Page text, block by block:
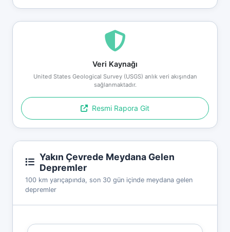
Veri Kaynağı
United States Geological Survey (USGS) anlık veri akışından
sağlanmaktadır.
Resmi Rapora Git
Yakın Çevrede Meydana Gelen
Depremler
100 km yarıçapında, son 30 gün içinde meydana gelen
depremler